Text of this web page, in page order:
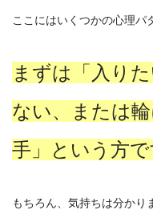
ここにはいくつかの心理パ
まずは「入り
ない、または
手」という方で
もちろん、気持ちは分かり